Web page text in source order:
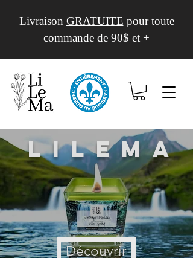
Livraison GRATUITE pour toute
commande de 90$ et +
Lilema
Découvrir